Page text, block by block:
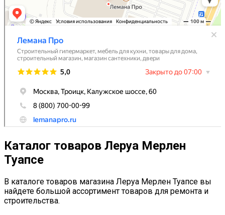
Каталог товаров Леруа Мерлен
Туапсе
В каталоге товаров магазина Леруа Мерлен Туапсе вы
найдете большой ассортимент товаров для ремонта и
строительства.